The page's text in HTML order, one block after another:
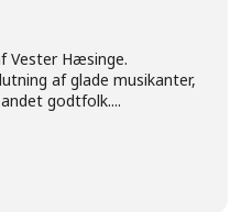
Vester Hæsinge.
af glade musikanter,
godtfolk....